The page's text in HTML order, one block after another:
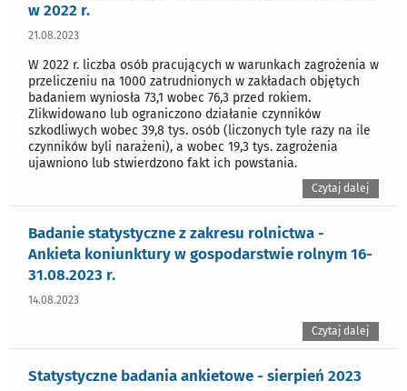
w 2022 r.
21.08.2023
W 2022 r. liczba osób pracujących w warunkach zagrożenia w
przeliczeniu na 1000 zatrudnionych w zakładach objętych
badaniem wyniosła 73,1 wobec 76,3 przed rokiem.
Zlikwidowano lub ograniczono działanie czynników
szkodliwych wobec 39,8 tys. osób (liczonych tyle razy na ile
czynników byli narażeni), a wobec 19,3 tys. zagrożenia
ujawniono lub stwierdzono fakt ich powstania.
Czytaj dalej
Badanie statystyczne z zakresu rolnictwa -
Ankieta koniunktury w gospodarstwie rolnym 16-
31.08.2023 r.
14.08.2023
Czytaj dalej
Statystyczne badania ankietowe - sierpień 2023